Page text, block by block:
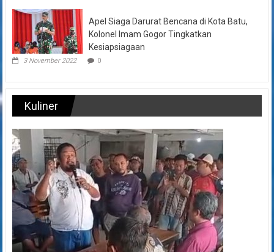
Apel Siaga Darurat Bencana di Kota Batu,
Kolonel Imam Gogor Tingkatkan
Kesiapsiagaan
3 November 2022 0
Kuliner